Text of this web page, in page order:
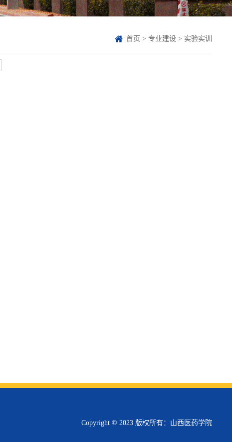
首页 > 专业建设> 实验实训
Copyright © 2023 版权所有：山西医药学院